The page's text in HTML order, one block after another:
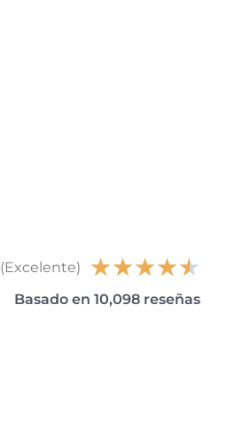
(Excelente) ★★★★★
Basado en 10,098 reseñas